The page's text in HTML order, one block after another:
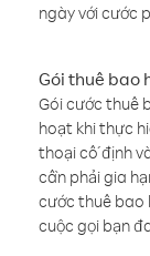
ngày với cước
Gói thuê bao
Gói cước thuê
hoạt khi thực
thoại cố định
cần phải gia
cước thuê bao
cuộc gọi bạn